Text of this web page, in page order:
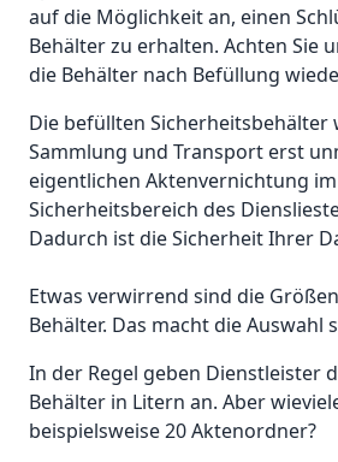
auf die Möglichkeit an, einen
Behälter zu erhalten. Achten Sie
die Behälter nach Befüllung
Die befüllten Sicherheitsbehälter
Sammlung und Transport erst
eigentlichen Aktenvernichtung
Sicherheitsbereich des
Dadurch ist die Sicherheit Ihrer
Etwas verwirrend sind die
Behälter. Das macht die Auswahl
In der Regel geben Dienstleister
Behälter in Litern an. Aber
beispielsweise 20 Aktenordner?